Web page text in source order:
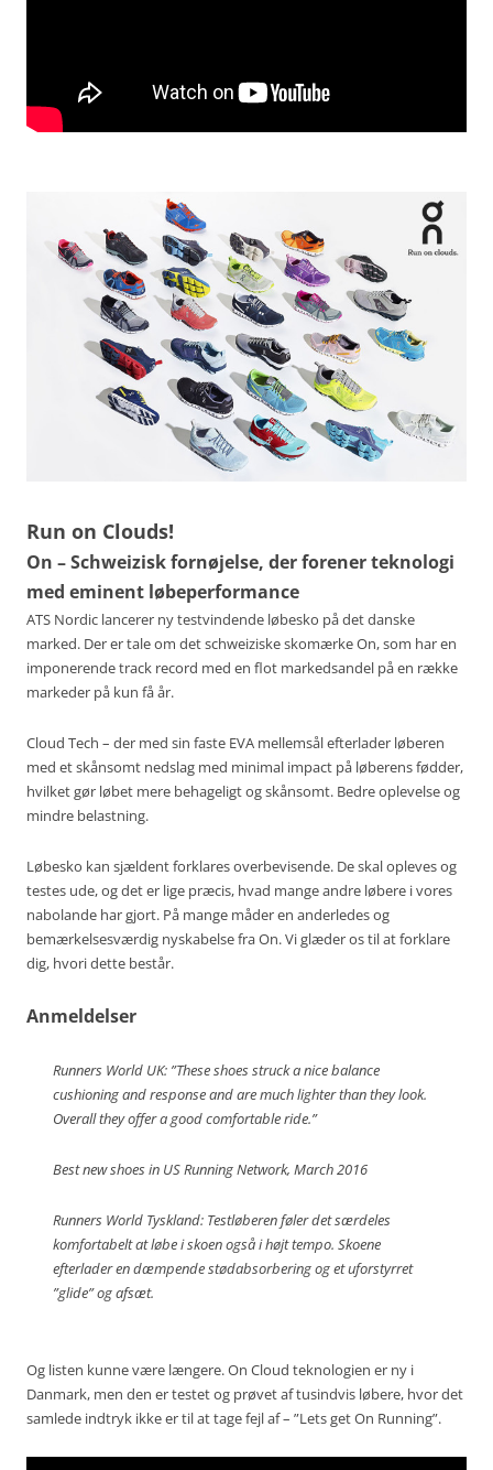
Run on Clouds!
On – Schweizisk fornøjelse, der forener teknologi
med eminent løbeperformance
ATS Nordic lancerer ny testvindende løbesko på det danske
marked. Der er tale om det schweiziske skomærke On, som har en
imponerende track record med en flot markedsandel på en række
markeder på kun få år.
Cloud Tech – der med sin faste EVA mellemsål efterlader løberen
med et skånsomt nedslag med minimal impact på løberens fødder,
hvilket gør løbet mere behageligt og skånsomt. Bedre oplevelse og
mindre belastning.
Løbesko kan sjældent forklares overbevisende. De skal opleves og
testes ude, og det er lige præcis, hvad mange andre løbere i vores
nabolande har gjort. På mange måder en anderledes og
bemærkelsesværdig nyskabelse fra On. Vi glæder os til at forklare
dig, hvori dette består.
Anmeldelser
Runners World UK: ”These shoes struck a nice balance
cushioning and response and are much lighter than they look.
Overall they offer a good comfortable ride.”
Best new shoes in US Running Network, March 2016
Runners World Tyskland: Testløberen føler det særdeles
komfortabelt at løbe i skoen også i højt tempo. Skoene
efterlader en dæmpende stødabsorbering og et uforstyrret
”glide” og afsæt.
Og listen kunne være længere. On Cloud teknologien er ny i
Danmark, men den er testet og prøvet af tusindvis løbere, hvor det
samlede indtryk ikke er til at tage fejl af – ”Lets get On Running”.